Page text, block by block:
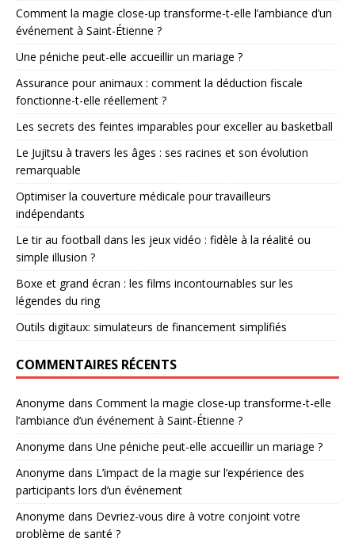
Comment la magie close-up transforme-t-elle l’ambiance d’un
événement à Saint-Étienne ?
Une péniche peut-elle accueillir un mariage ?
Assurance pour animaux : comment la déduction fiscale
fonctionne-t-elle réellement ?
Les secrets des feintes imparables pour exceller au basketball
Le Jujitsu à travers les âges : ses racines et son évolution
remarquable
Optimiser la couverture médicale pour travailleurs
indépendants
Le tir au football dans les jeux vidéo : fidèle à la réalité ou
simple illusion ?
Boxe et grand écran : les films incontournables sur les
légendes du ring
Outils digitaux: simulateurs de financement simplifiés
COMMENTAIRES RÉCENTS
Anonyme dans Comment la magie close-up transforme-t-elle
l’ambiance d’un événement à Saint-Étienne ?
Anonyme dans Une péniche peut-elle accueillir un mariage ?
Anonyme dans L’impact de la magie sur l’expérience des
participants lors d’un événement
Anonyme dans Devriez-vous dire à votre conjoint votre
problème de santé ?